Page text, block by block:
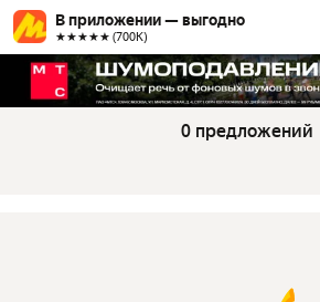
В приложении — выгодно
★★★★★ (700К)
0 предложений